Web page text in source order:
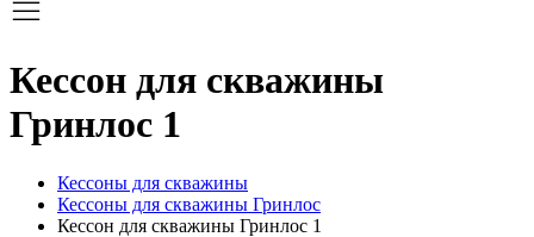
Кессон для скважины
Гринлос 1
Кессоны для скважины
Кессоны для скважины Гринлос
Кессон для скважины Гринлос 1